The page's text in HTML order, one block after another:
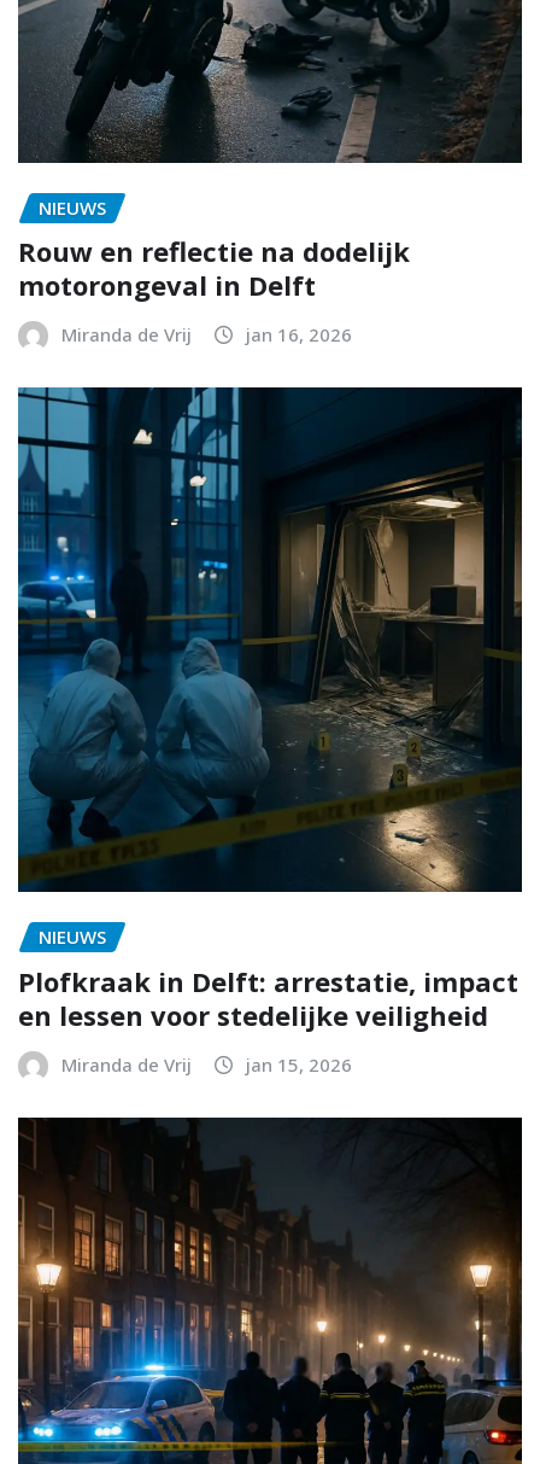
NIEUWS
Rouw en reflectie na dodelijk
motorongeval in Delft
Miranda de Vrij jan 16, 2026
NIEUWS
Plofkraak in Delft: arrestatie, impact
en lessen voor stedelijke veiligheid
Miranda de Vrij jan 15, 2026